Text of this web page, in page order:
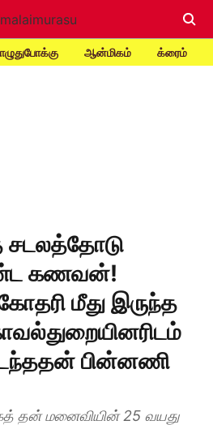
ஆன்மிகம் க்ரைம்
கணவன்!
மீது இருந்த
பின்னணி
தன் மனைவியின் 25 வயது